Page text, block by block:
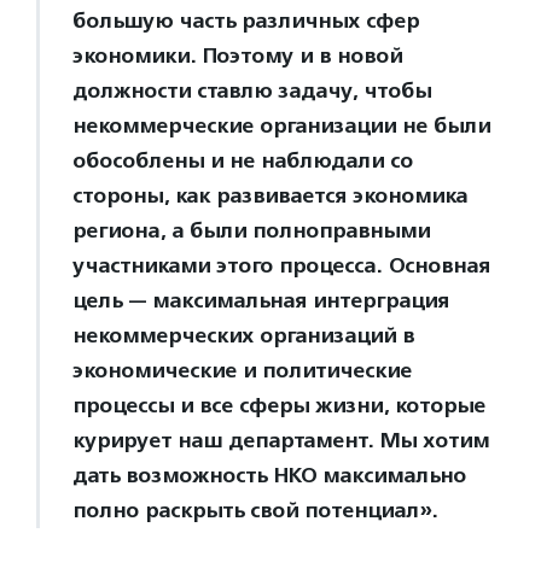
большую часть различных сфер
экономики. Поэтому и в новой
должности ставлю задачу, чтобы
некоммерческие организации не были
обособлены и не наблюдали со
стороны, как развивается экономика
региона, а были полноправными
участниками этого процесса. Основная
цель — максимальная интерграция
некоммерческих организаций в
экономические и политические
процессы и все сферы жизни, которые
курирует наш департамент. Мы хотим
дать возможность НКО максимально
полно раскрыть свой потенциал».